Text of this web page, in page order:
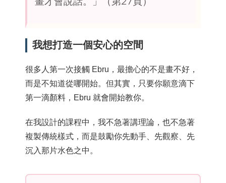
我想打造一個安心的空間
很多人第一次接觸 Ebru，最擔心的不是畫不好，
而是不知道從哪開始。但其實，只要你願意滴下
第一滴顏料，Ebru 就會開始教你。
在我設計的課程中，我不急著講理論，也不急著
複製傳統樣式，而是鼓勵你先動手、先觀察、先
沉入那片水色之中。